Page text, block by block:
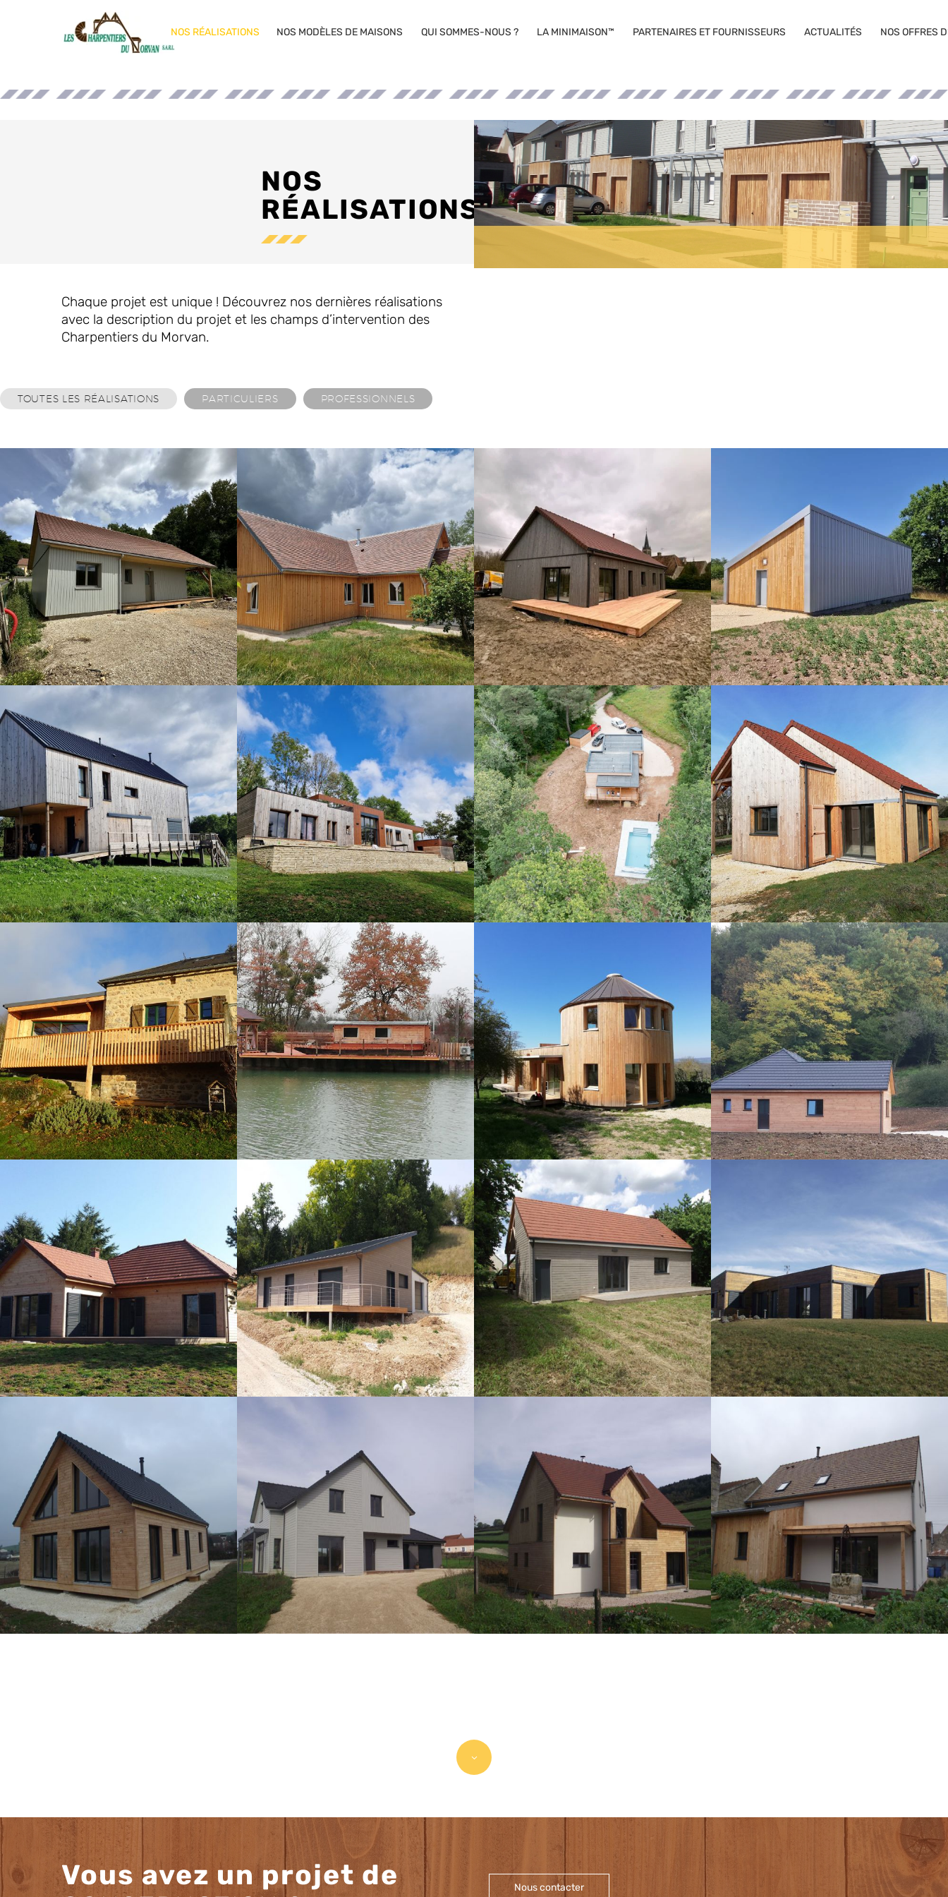
NOS RÉALISATIONS NOS MODÈLES DE MAISONS QUI SOMMES-NOUS ? LA MINIMAISON™ PARTENAIRES ET FOURNISSEURS ACTUALITÉS NOS OFFRES
NOS
RÉALISATIONS
Chaque projet est unique ! Découvrez nos dernières réalisations
avec la description du projet et les champs d’intervention des
Charpentiers du Morvan.
TOUTES LES RÉALISATIONS PARTICULIERS PROFESSIONNELS
3
Vous avez un projet de
Nous contacter